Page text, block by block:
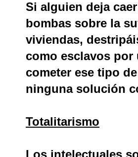
Si alguien deja
bombas sobre la
viviendas,
como esclavos por
cometer ese tipo
ninguna solución
Totalitarismo